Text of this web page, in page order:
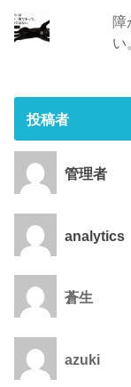
障
い
投稿者
管理者
analytics
蒼生
azuki